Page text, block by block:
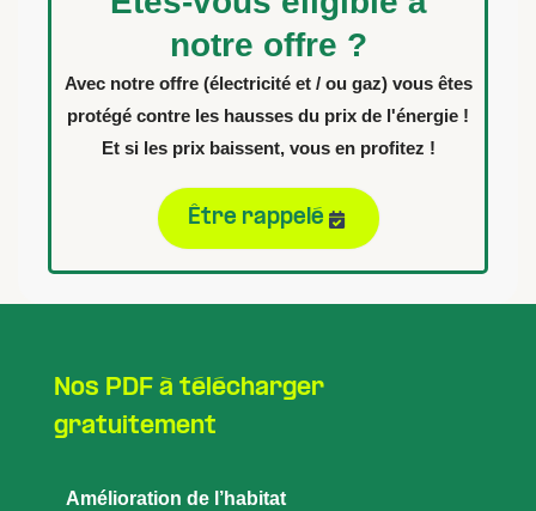
notre offre ?
Avec notre offre (électricité et / ou gaz) vous êtes
protégé contre les hausses du prix de l'énergie !
Et si les prix baissent, vous en profitez !
Être rappelé
Nos PDF à télécharger
gratuitement
Amélioration de l’habitat